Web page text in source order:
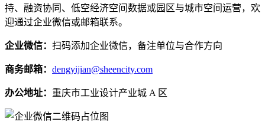
持、融资协同、低空经济空间数据或园区与城市空间运营，欢
迎通过企业微信或邮箱联系。
企业微信： 扫码添加企业微信，备注单位与合作方向
商务邮箱： dengyijian@sheencity.com
办公地址： 重庆市工业设计产业城 A 区